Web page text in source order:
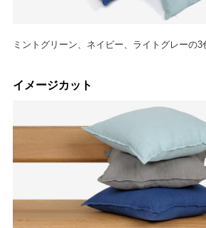
ミントグリーン、ネイビー、ライトグレーの3
イメージカット